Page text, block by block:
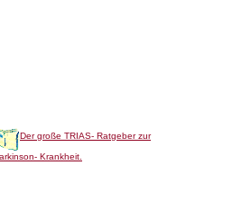
Der große TRIAS- Ratgeber zur
Krankheit.